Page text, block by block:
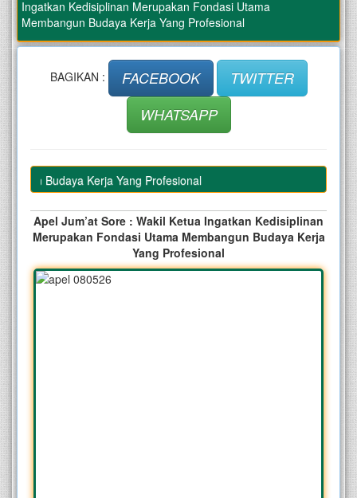
Ingatkan Kedisiplinan Merupakan Fondasi Utama
Membangun Budaya Kerja Yang Profesional
BAGIKAN : FACEBOOK
TWITTER
WHATSAPP
Budaya Kerja Yang Profesional
Apel Jum’at Sore : Wakil Ketua Ingatkan Kedisiplinan
Merupakan Fondasi Utama Membangun Budaya Kerja
Yang Profesional